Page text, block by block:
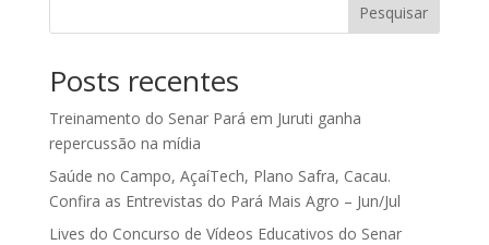
Pesquisar
Posts recentes
Treinamento do Senar Pará em Juruti ganha
repercussão na mídia
Saúde no Campo, AçaíTech, Plano Safra, Cacau.
Confira as Entrevistas do Pará Mais Agro – Jun/Jul
Lives do Concurso de Vídeos Educativos do Senar